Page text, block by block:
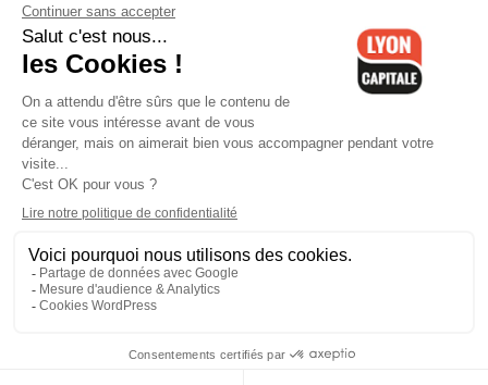
Contactez-nous-Mentions légales-CGV-Politique de
confidentialité-Gestion des cookies
Cedex 06